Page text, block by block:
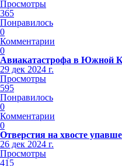
Просмотры
365
Понравилось
0
Комментарии
0
Авиакатастрофа в Южной
29 дек 2024 г.
Просмотры
595
Понравилось
0
Комментарии
0
Отверстия на хвосте
26 дек 2024 г.
Просмотры
415